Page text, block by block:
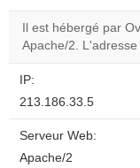
Il est hébergé par
Apache/2.
IP:
213.186.33.5
Serveur Web:
Apache/2